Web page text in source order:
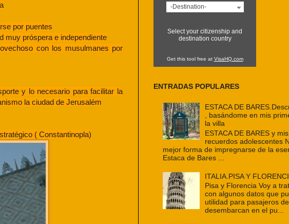
por puentes
muy próspera e independiente
con los musulmanes por
y lo necesario para facilitar la
la ciudad de Jerusalém
( Constantinopla)
-Destination-
Select your citizenship and
destination country
Get this tool free at VisaHQ.com
ENTRADAS POPULARES
ESTACA DE
, basándome en mis
la villa
ESTACA DE BARES y
recuerdos adolescentes
mejor forma de impregnarse de la
Estaca de Bares ...
ITALIA.PISA Y
Pisa y Florencia Voy a
con algunos datos que
utilidad para pasajeros
desembarcan en el pu...